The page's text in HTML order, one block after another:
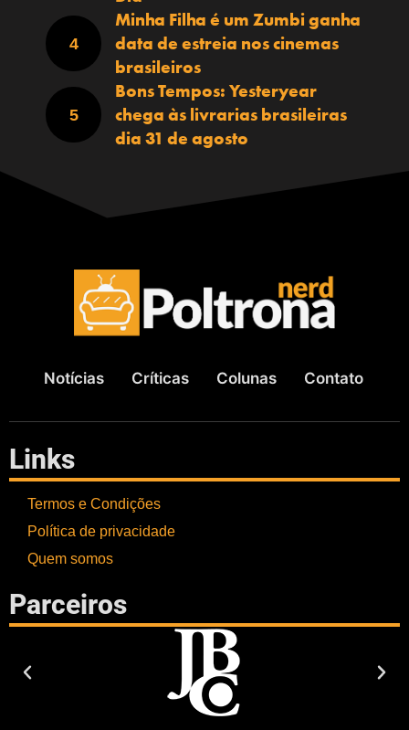
Minha Filha é um Zumbi ganha
data de estreia nos cinemas
brasileiros
Bons Tempos: Yesteryear
chega às livrarias brasileiras
dia 31 de agosto
Notícias Críticas Colunas Contato
Links
Termos e Condições
Política de privacidade
Quem somos
Parceiros